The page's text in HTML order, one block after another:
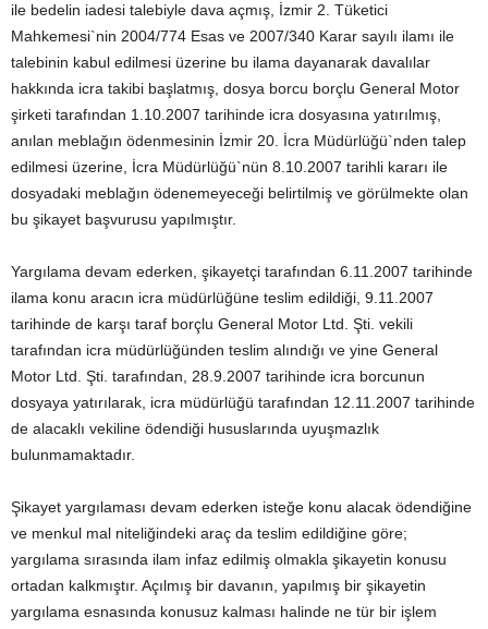
ile bedelin iadesi talebiyle dava açmış, İzmir 2. Tüketici
Mahkemesi`nin 2004/774 Esas ve 2007/340 Karar sayılı ilamı ile
talebinin kabul edilmesi üzerine bu ilama dayanarak davalılar
hakkında icra takibi başlatmış, dosya borcu borçlu General Motor
şirketi tarafından 1.10.2007 tarihinde icra dosyasına yatırılmış,
anılan meblağın ödenmesinin İzmir 20. İcra Müdürlüğü`nden talep
edilmesi üzerine, İcra Müdürlüğü`nün 8.10.2007 tarihli kararı ile
dosyadaki meblağın ödenemeyeceği belirtilmiş ve görülmekte olan
bu şikayet başvurusu yapılmıştır.
Yargılama devam ederken, şikayetçi tarafından 6.11.2007 tarihinde
ilama konu aracın icra müdürlüğüne teslim edildiği, 9.11.2007
tarihinde de karşı taraf borçlu General Motor Ltd. Şti. vekili
tarafından icra müdürlüğünden teslim alındığı ve yine General
Motor Ltd. Şti. tarafından, 28.9.2007 tarihinde icra borcunun
dosyaya yatırılarak, icra müdürlüğü tarafından 12.11.2007 tarihinde
de alacaklı vekiline ödendiği hususlarında uyuşmazlık
bulunmamaktadır.
Şikayet yargılaması devam ederken isteğe konu alacak ödendiğine
ve menkul mal niteliğindeki araç da teslim edildiğine göre;
yargılama sırasında ilam infaz edilmiş olmakla şikayetin konusu
ortadan kalkmıştır. Açılmış bir davanın, yapılmış bir şikayetin
yargılama esnasında konusuz kalması halinde ne tür bir işlem